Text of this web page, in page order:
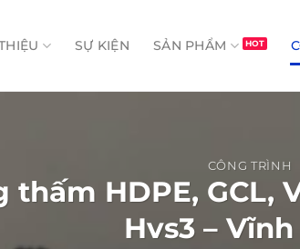
SỰ KIỆN SẢN PHẨM
CÔNG TRÌNH
HDPE, GCL,
Hvs3 –